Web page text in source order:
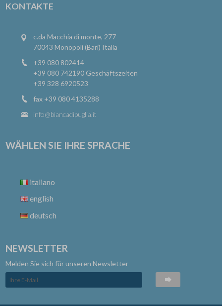
KONTAKTE
c.da Macchia di monte, 277
70043 Monopoli (Bari) Italia
+39 080 802414
+39 080 742190 Geschäftszeiten
+39 328 6920523
fax +39 080 4135288
info@biancadipuglia.it
WÄHLEN SIE IHRE SPRACHE
italiano
english
deutsch
NEWSLETTER
Melden Sie sich für unseren Newsletter